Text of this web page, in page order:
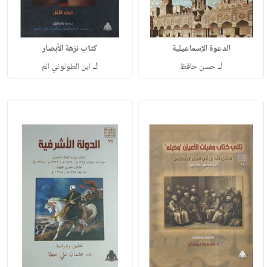
الدعوة الإسماعيلية
لـحسن حافظ
كتاب نزهة الأبصار
لـ ابن الطولوني الم